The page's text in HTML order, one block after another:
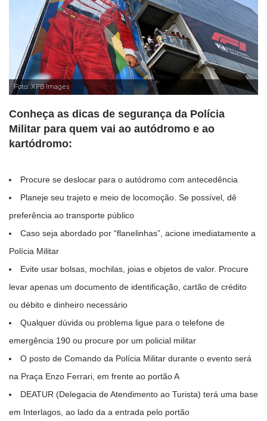
Foto: XPB Images
Conheça as dicas de segurança da Polícia
Militar para quem vai ao autódromo e ao
kartódromo:
Procure se deslocar para o autódromo com antecedência
Planeje seu trajeto e meio de locomoção. Se possível, dê
preferência ao transporte público
Caso seja abordado por “flanelinhas”, acione imediatamente a
Polícia Militar
Evite usar bolsas, mochilas, joias e objetos de valor. Procure
levar apenas um documento de identificação, cartão de crédito
ou débito e dinheiro necessário
Qualquer dúvida ou problema ligue para o telefone de
emergência 190 ou procure por um policial militar
O posto de Comando da Polícia Militar durante o evento será
na Praça Enzo Ferrari, em frente ao portão A
DEATUR (Delegacia de Atendimento ao Turista) terá uma base
em Interlagos, ao lado da a entrada pelo portão